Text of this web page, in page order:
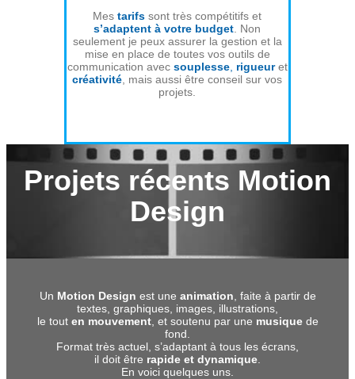
Mestarifs sont très compétitifs et
s’adaptent à votre budget . Non
seulement je peux assurer la gestion et la
mise en place de toutes vos outils de
communication avec souplesse, rigueuret
créativité , mais aussi être conseil sur vos
projets.
Projets récents Motion
Design
Un Motion Design est une animation , faite à partir de
textes, graphiques, images, illustrations,
le tout en mouvement, et soutenu par une musiquede
fond.
Format très actuel, s’adaptant à tous les écrans,
il doit être rapide et dynamique
En voici quelques uns.